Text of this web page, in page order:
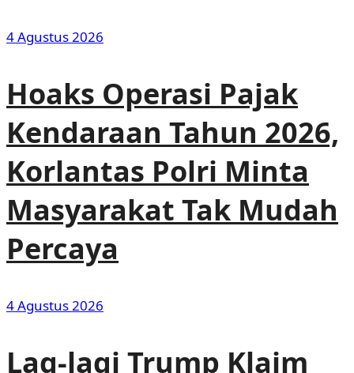
4 Agustus 2026
Hoaks Operasi Pajak
Kendaraan Tahun 2026,
Korlantas Polri Minta
Masyarakat Tak Mudah
Percaya
4 Agustus 2026
Lag-lagi Trump Klaim